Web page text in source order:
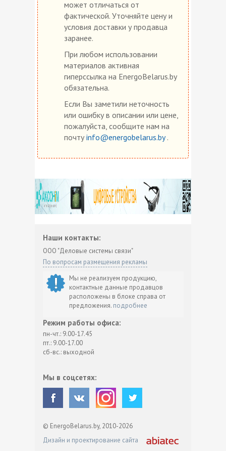
может отличаться от
фактической. Уточняйте цену и
условия доставки у продавца
заранее.
При любом использовании
материалов активная
гиперссылка на EnergoBelarus.by
обязательна.
Если Вы заметили неточность
или ошибку в описании или цене,
пожалуйста, сообщите нам на
почту info@energobelarus.by.
Наши контакты:
ООО "Деловые системы связи"
По вопросам размещения рекламы
Мы не реализуем продукцию,
контактные данные продавцов
расположены в блоке справа от
предложения. подробнее
Режим работы офиса:
пн-чт.: 9.00-17.45
пт.: 9.00-17.00
сб-вс.: выходной
Мы в соцсетях:
© EnergoBelarus.by, 2010-2026
Дизайн и проектирование сайта